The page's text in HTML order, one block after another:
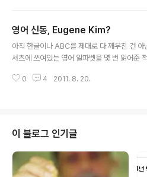
영어 신동, Eugene Kim?
아직 한글이나 ABC를 제대로 다 깨우친 건 아
셔츠에 쓰여있는 영어 알파벳을 몇 번 읽어준
도 같이 부르고, Leaptop 노트북을 가지고 이
0 4 2011. 8. 20.
이 블로그 인기글